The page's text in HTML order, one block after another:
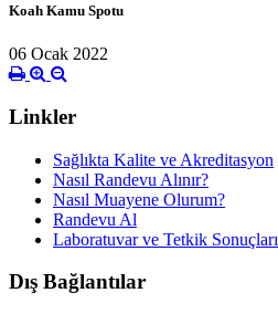
Koah Kamu Spotu
06 Ocak 2022
Linkler
Sağlıkta Kalite ve Akreditasyon
Nasıl Randevu Alınır?
Nasıl Muayene Olurum?
Randevu Al
Laboratuvar ve Tetkik Sonuçları
Dış Bağlantılar